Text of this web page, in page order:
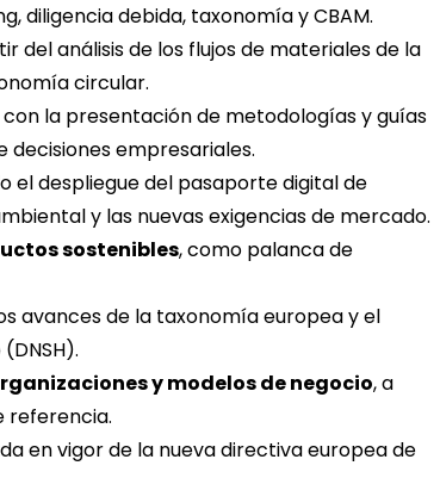
diligencia debida, taxonomía y CBAM.
del análisis de los flujos de materiales de la
circular.
con la presentación de metodologías y guías
decisiones empresariales.
el despliegue del pasaporte digital de
y las nuevas exigencias de mercado.
sostenibles, como palanca de
avances de la taxonomía europea y el
y modelos de negocio, a
referencia.
en vigor de la nueva directiva europea de